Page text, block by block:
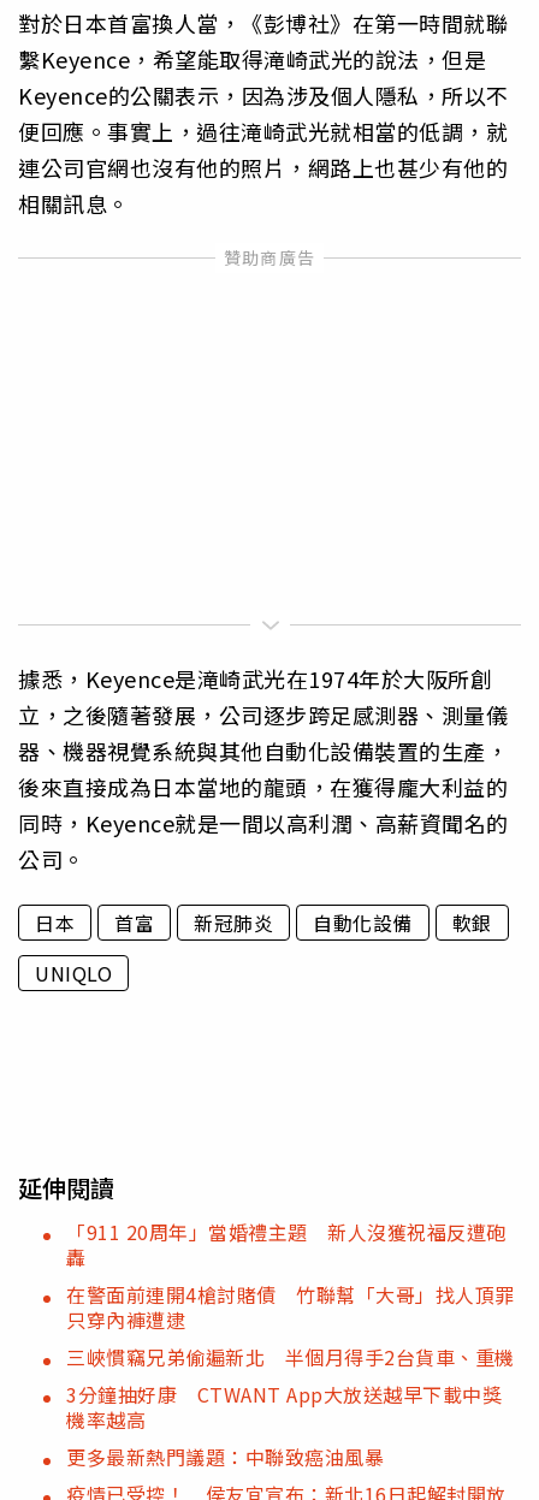
對於日本首富換人當，《彭博社》在第一時間就聯
繫Keyence，希望能取得滝崎武光的說法，但是
Keyence的公關表示，因為涉及個人隱私，所以不
便回應。事實上，過往滝崎武光就相當的低調，就
連公司官網也沒有他的照片，網路上也甚少有他的
相關訊息。
據悉，Keyence是滝崎武光在1974年於大阪所創
立，之後隨著發展，公司逐步跨足感測器、測量儀
器、機器視覺系統與其他自動化設備裝置的生產，
後來直接成為日本當地的龍頭，在獲得龐大利益的
同時，Keyence就是一間以高利潤、高薪資聞名的
公司。
日本 首富 新冠肺炎 自動化設備
軟銀
UNIQLO
延伸閱讀
「911 20周年」當婚禮主題 新人沒獲祝福反遭砲
轟
在警面前連開4槍討賭債 竹聯幫「大哥」找人頂罪
只穿內褲遭逮
三峽慣竊兄弟偷遍新北 半個月得手2台貨車、重機
3分鐘抽好康 CTWANT App大放送越早下載中獎
機率越高
更多最新熱門議題：中聯致癌油風暴
疫情已受控！ 侯友宜宣布：新北16日起解封開放